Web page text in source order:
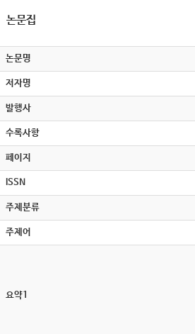
논문집
논문명
저자명
발행사
수록사항
페이지
ISSN
주제분류
주제어
요약1